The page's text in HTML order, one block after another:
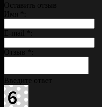
Оставить отзыв
Имя
E-mail
Отзыв
Введите ответ